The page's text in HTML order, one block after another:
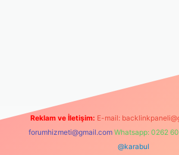
Reklam ve İletişim: E-mail:
forumhizmeti@gmail.com Whatsapp: 0262
@karabul